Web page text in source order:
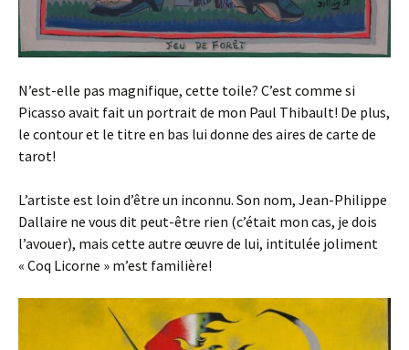
N’est-elle pas magnifique, cette toile? C’est comme si
Picasso avait fait un portrait de mon Paul Thibault! De plus,
le contour et le titre en bas lui donne des aires de carte de
tarot!
L’artiste est loin d’être un inconnu. Son nom, Jean-Philippe
Dallaire ne vous dit peut-être rien (c’était mon cas, je dois
l’avouer), mais cette autre œuvre de lui, intitulée joliment
« Coq Licorne » m’est familière!